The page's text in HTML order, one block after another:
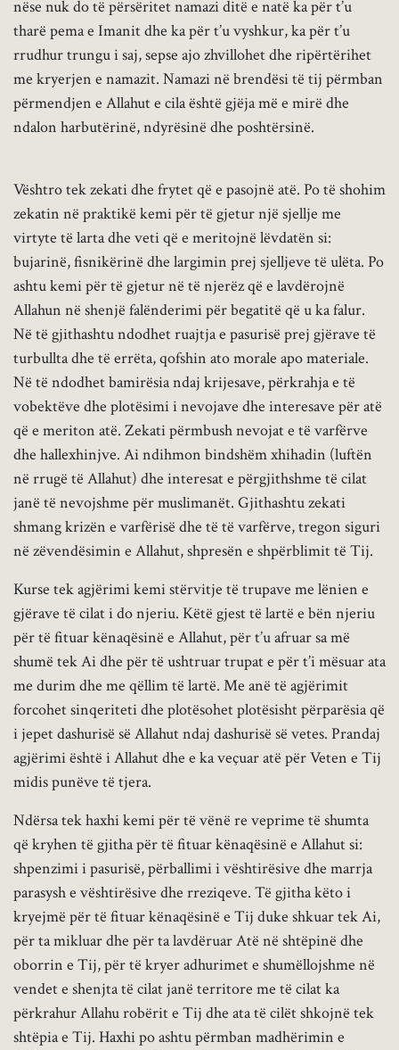
nëse nuk do të përsëritet namazi ditë e natë ka për t’u
tharë pema e Imanit dhe ka për t’u vyshkur, ka për t’u
rrudhur trungu i saj, sepse ajo zhvillohet dhe ripërtërihet
me kryerjen e namazit. Namazi në brendësi të tij përmban
përmendjen e Allahut e cila është gjëja më e mirë dhe
ndalon harbutërinë, ndyrësinë dhe poshtërsinë.
Vështro tek zekati dhe frytet që e pasojnë atë. Po të shohim
zekatin në praktikë kemi për të gjetur një sjellje me
virtyte të larta dhe veti që e meritojnë lëvdatën si:
bujarinë, fisnikërinë dhe largimin prej sjelljeve të ulëta. Po
ashtu kemi për të gjetur në të njerëz që e lavdërojnë
Allahun në shenjë falënderimi për begatitë që u ka falur.
Në të gjithashtu ndodhet ruajtja e pasurisë prej gjërave të
turbullta dhe të errëta, qofshin ato morale apo materiale.
Në të ndodhet bamirësia ndaj krijesave, përkrahja e të
vobektëve dhe plotësimi i nevojave dhe interesave për atë
që e meriton atë. Zekati përmbush nevojat e të varfërve
dhe hallexhinjve. Ai ndihmon bindshëm xhihadin (luftën
në rrugë të Allahut) dhe interesat e përgjithshme të cilat
janë të nevojshme për muslimanët. Gjithashtu zekati
shmang krizën e varfërisë dhe të të varfërve, tregon siguri
në zëvendësimin e Allahut, shpresën e shpërblimit të Tij.
Kurse tek agjërimi kemi stërvitje të trupave me lënien e
gjërave të cilat i do njeriu. Këtë gjest të lartë e bën njeriu
për të fituar kënaqësinë e Allahut, për t’u afruar sa më
shumë tek Ai dhe për të ushtruar trupat e për t’i mësuar ata
me durim dhe me qëllim të lartë. Me anë të agjërimit
forcohet sinqeriteti dhe plotësohet plotësisht përparësia që
i jepet dashurisë së Allahut ndaj dashurisë së vetes. Prandaj
agjërimi është i Allahut dhe e ka veçuar atë për Veten e Tij
midis punëve të tjera.
Ndërsa tek haxhi kemi për të vënë re veprime të shumta
që kryhen të gjitha për të fituar kënaqësinë e Allahut si:
shpenzimi i pasurisë, përballimi i vështirësive dhe marrja
parasysh e vështirësive dhe rreziqeve. Të gjitha këto i
kryejmë për të fituar kënaqësinë e Tij duke shkuar tek Ai,
për ta mikluar dhe për ta lavdëruar Atë në shtëpinë dhe
oborrin e Tij, për të kryer adhurimet e shumëllojshme në
vendet e shenjta të cilat janë territore me të cilat ka
përkrahur Allahu robërit e Tij dhe ata të cilët shkojnë tek
shtëpia e Tij. Haxhi po ashtu përmban madhërimin e